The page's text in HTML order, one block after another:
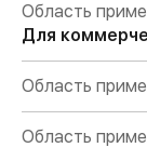
Область
Для
Область
Область